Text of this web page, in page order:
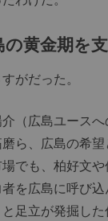
の黄金期を
がだった。
（広島ユースへ
ら、広島の希
でも、柏好文
を広島に呼び
足立が発掘し